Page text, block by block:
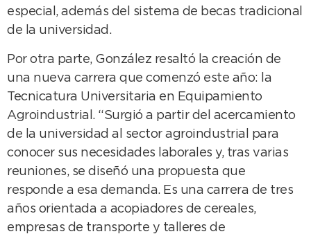
especial, además del sistema de becas tradicional
de la universidad.
Por otra parte, González resaltó la creación de
una nueva carrera que comenzó este año: la
Tecnicatura Universitaria en Equipamiento
Agroindustrial. “Surgió a partir del acercamiento
de la universidad al sector agroindustrial para
conocer sus necesidades laborales y, tras varias
reuniones, se diseñó una propuesta que
responde a esa demanda. Es una carrera de tres
años orientada a acopiadores de cereales,
empresas de transporte y talleres de